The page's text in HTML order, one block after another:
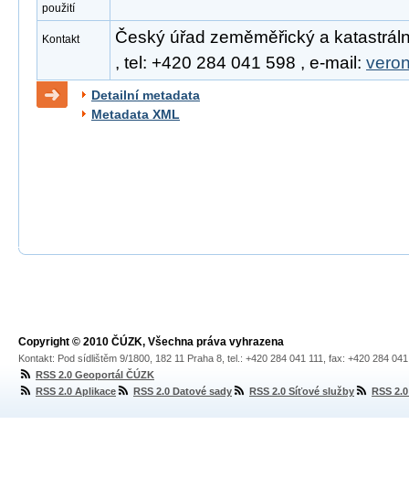
použití
Kontakt
Český úřad zeměměřický a
, tel: +420 284 041 598 , e-mail:
Detailní metadata
Metadata XML
Copyright © 2010 ČÚZK, Všechna práva vyhrazena
Kontakt: Pod sídlištěm 9/1800, 182 11 Praha 8, tel.: +420 284 041 111, fax: +420 284
RSS 2.0 Geoportál ČÚZK
RSS 2.0 Aplikace
RSS 2.0 Datové sady RSS 2.0 Síťové služby RSS